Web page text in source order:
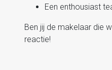
Een enthousiast
Ben jij de makelaar die
reactie!